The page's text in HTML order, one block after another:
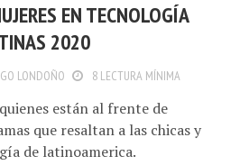
EN TECNOLOGÍA
2020
LONDOÑO 8 LECTURA MÍNIMA
están al frente de
que resaltan a las chicas y
de latinoamerica.